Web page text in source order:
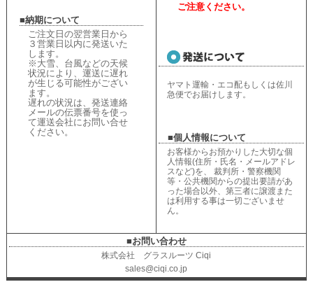
■納期について
ご注文日の翌営業日から
３営業日以内に発送いた
します。
※大雪、台風などの天候
状況により、 運送に遅れ
が生じる可能性がござい
ます。
遅れの状況は、 発送連絡
メールの伝票番号を使っ
て運送会社にお問い合せ
ください。
ご注意ください。
ヤマト運輸・エコ配もしくは佐川
急便でお届けします。
■個人情報について
お客様からお預かりした大切な個
人情報(住所・氏名・メールアドレ
スなど)を、 裁判所・警察機関
等・公共機関からの提出要請があ
った場合以外、第三者に譲渡また
は利用する事は一切ございませ
ん。
■お問い合わせ
株式会社 グラスルーツ Ciqi
sales@ciqi.co.jp